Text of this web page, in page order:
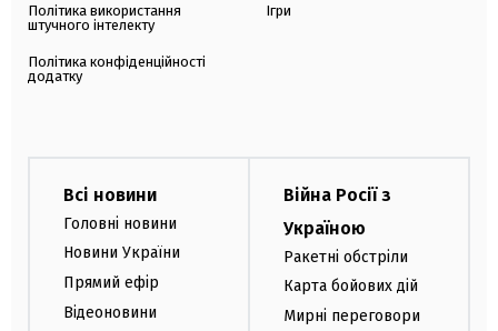
Політика використання
штучного інтелекту
Політика конфіденційності
додатку
Ігри
Всі новини
Головні новини
Новини України
Прямий ефір
Відеоновини
Війна Росії з
Україною
Ракетні обстріли
Карта бойових дій
Мирні переговори